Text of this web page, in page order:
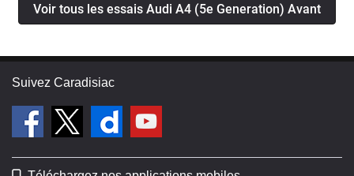
Voir tous les essais Audi A4 (5e Generation) Avant
Suivez Caradisiac